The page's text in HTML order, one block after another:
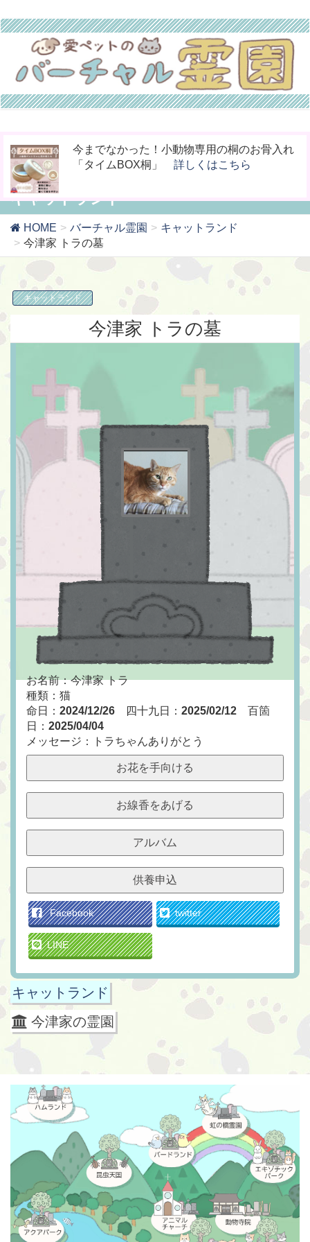
お骨壷をコンパクト化！お手元供養の新しい
カタチ「やすら木の箱」 詳しくはこちら
ペットの命日や周忌にオンライン上で法要を
行える「リモート供養」 詳しくはこちら
今までなかった！小動物専用の桐のお骨入れ
「タイムBOX桐」 詳しくはこちら
キャットランド
HOME バーチャル霊園
キャットランド
今津家 トラの墓
キャットランド
今津家 トラの墓
お名前：今津家 トラ
種類：猫
命日： 2024/12/26 四十九日： 2025/02/12 百箇
日： 2025/04/04
メッセージ：トラちゃんありがとう
お花を手向ける
お線香をあげる
アルバム
供養申込
Facebook twitter
LINE
キャットランド
今津家の霊園